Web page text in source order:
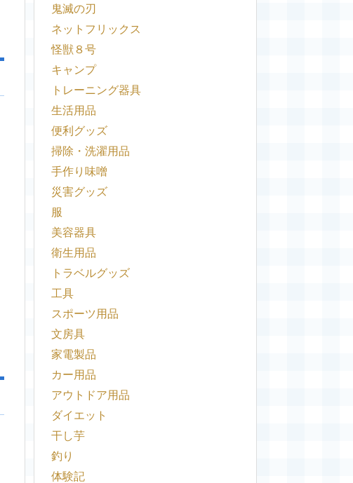
鬼滅の刃
ネットフリックス
怪獣８号
キャンプ
トレーニング器具
生活用品
便利グッズ
掃除・洗濯用品
手作り味噌
災害グッズ
服
美容器具
衛生用品
トラベルグッズ
工具
スポーツ用品
文房具
家電製品
カー用品
アウトドア用品
ダイエット
干し芋
釣り
体験記